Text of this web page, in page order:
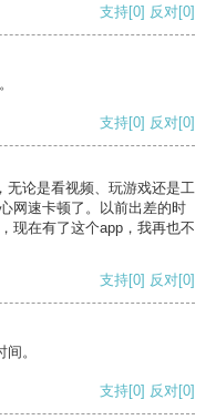
支持[0] 反对[0]
支持[0] 反对[0]
无论是看视频、玩游戏还是工
网速卡顿了。以前出差的时
现在有了这个app，我再也不
支持[0] 反对[0]
。
支持[0] 反对[0]